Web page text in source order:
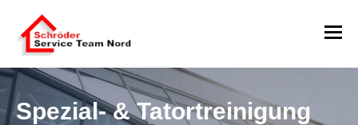
Spezial- & Tatortreinigung